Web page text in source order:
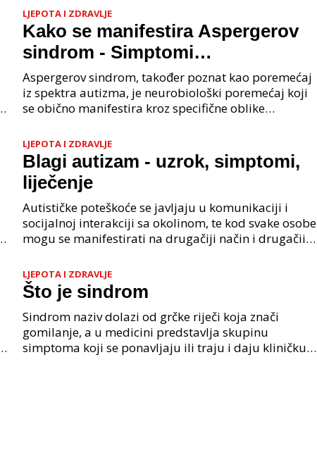
LJEPOTA I ZDRAVLJE
Kako se manifestira Aspergerov
sindrom - Simptomi
Aspergerovog sindroma
Aspergerov sindrom, također poznat kao poremećaj
iz spektra autizma, je neurobiološki poremećaj koji
se obično manifestira kroz specifične oblike
sLJEPOTA I ZDRAVLJE
Blagi autizam - uzrok, simptomi,
liječenje
Autističke poteškoće se javljaju u komunikaciji i
socijalnoj interakciji sa okolinom, te kod svake osobe
mogu se manifestirati na drugačiji način i drugačiim
LJEPOTA I ZDRAVLJE
Što je sindrom
Sindrom naziv dolazi od grčke riječi koja znači
gomilanje, a u medicini predstavlja skupinu
simptoma koji se ponavljaju ili traju i daju kliničku